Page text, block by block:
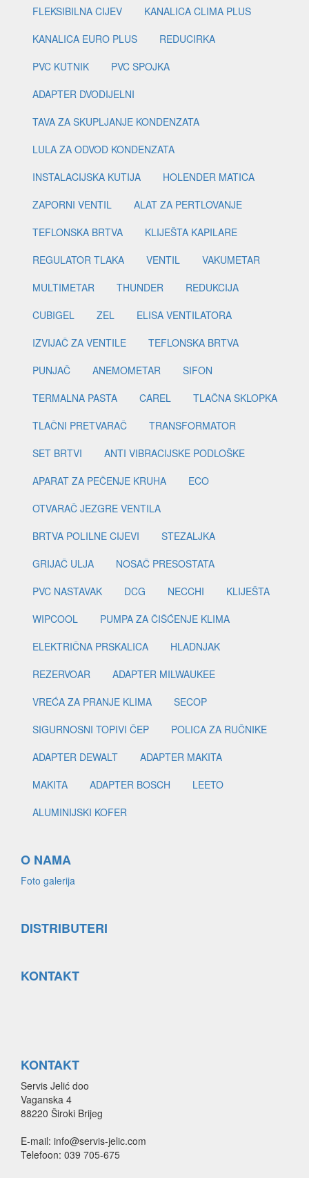
FLEKSIBILNA CIJEV
KANALICA CLIMA PLUS
KANALICA EURO PLUS
REDUCIRKA
PVC KUTNIK
PVC SPOJKA
ADAPTER DVODIJELNI
TAVA ZA SKUPLJANJE KONDENZATA
LULA ZA ODVOD KONDENZATA
INSTALACIJSKA KUTIJA
HOLENDER MATICA
ZAPORNI VENTIL
ALAT ZA PERTLOVANJE
TEFLONSKA BRTVA
KLIJEŠTA KAPILARE
REGULATOR TLAKA
VENTIL
VAKUMETAR
MULTIMETAR
THUNDER
REDUKCIJA
CUBIGEL
ZEL
ELISA VENTILATORA
IZVIJAČ ZA VENTILE
TEFLONSKA BRTVA
PUNJAČ
ANEMOMETAR
SIFON
TERMALNA PASTA
CAREL
TLAČNA SKLOPKA
TLAČNI PRETVARAČ
TRANSFORMATOR
SET BRTVI
ANTI VIBRACIJSKE PODLOŠKE
APARAT ZA PEČENJE KRUHA
ECO
OTVARAČ JEZGRE VENTILA
BRTVA POLILNE CIJEVI
STEZALJKA
GRIJAČ ULJA
NOSAČ PRESOSTATA
PVC NASTAVAK
DCG NECCHI
KLIJEŠTA
WIPCOOL
PUMPA ZA ČIŠĆENJE KLIMA
ELEKTRIČNA PRSKALICA
HLADNJAK
REZERVOAR
ADAPTER MILWAUKEE
VREĆA ZA PRANJE KLIMA
SECOP
SIGURNOSNI TOPIVI ČEP
POLICA ZA RUČNIKE
ADAPTER DEWALT
ADAPTER MAKITA
MAKITA
ADAPTER BOSCH
LEETO
ALUMINIJSKI KOFER
O NAMA
Foto galerija
DISTRIBUTERI
KONTAKT
KONTAKT
Servis Jelić doo
Vaganska 4
88220 Široki Brijeg
E-mail: info@servis-jelic.com
Telefoon: 039 705-675